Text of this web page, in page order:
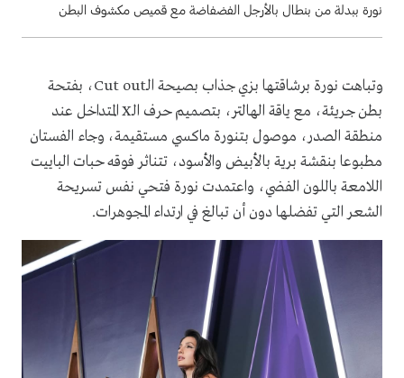
نورة ببدلة من بنطال بالأرجل الفضفاضة مع قميص مكشوف البطن
وتباهت نورة برشاقتها بزي جذاب بصيحة الـCut out، بفتحة
بطن جريئة، مع ياقة الهالتر، بتصميم حرف الـX المتداخل عند
منطقة الصدر، موصول بتنورة ماكسي مستقيمة، وجاء الفستان
مطبوعا بنقشة برية بالأبيض والأسود، تتناثر فوقه حبات الباييت
اللامعة باللون الفضي، واعتمدت نورة فتحي نفس تسريحة
الشعر التي تفضلها دون أن تبالغ في ارتداء المجوهرات.